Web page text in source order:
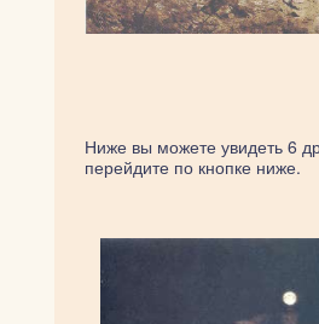
Ниже вы можете увидеть 6
перейдите по кнопке ниже.